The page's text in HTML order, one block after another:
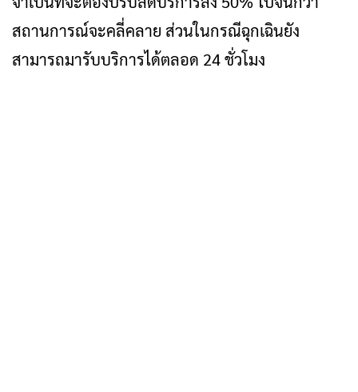
สถานการณ์จะคลี่คลาย ส่วนในกรณีฉุกเฉินยัง
สามารถมารับบริการได้ตลอด 24 ชั่วโมง